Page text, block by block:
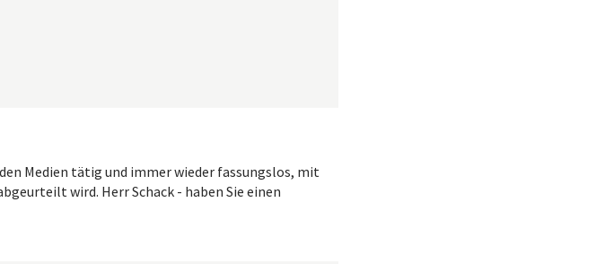
Medien tätig und immer wieder fassungslos, mit
wird. Herr Schack - haben Sie einen